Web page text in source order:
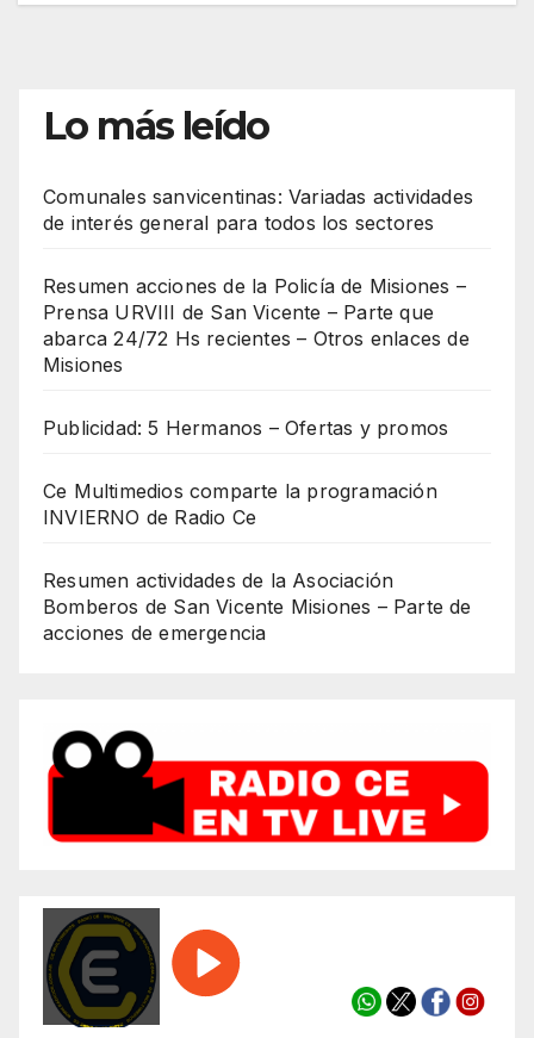
Lo más leído
Comunales sanvicentinas: Variadas actividades
de interés general para todos los sectores
Resumen acciones de la Policía de Misiones –
Prensa URVIII de San Vicente – Parte que
abarca 24/72 Hs recientes – Otros enlaces de
Misiones
Publicidad: 5 Hermanos – Ofertas y promos
Ce Multimedios comparte la programación
INVIERNO de Radio Ce
Resumen actividades de la Asociación
Bomberos de San Vicente Misiones – Parte de
acciones de emergencia